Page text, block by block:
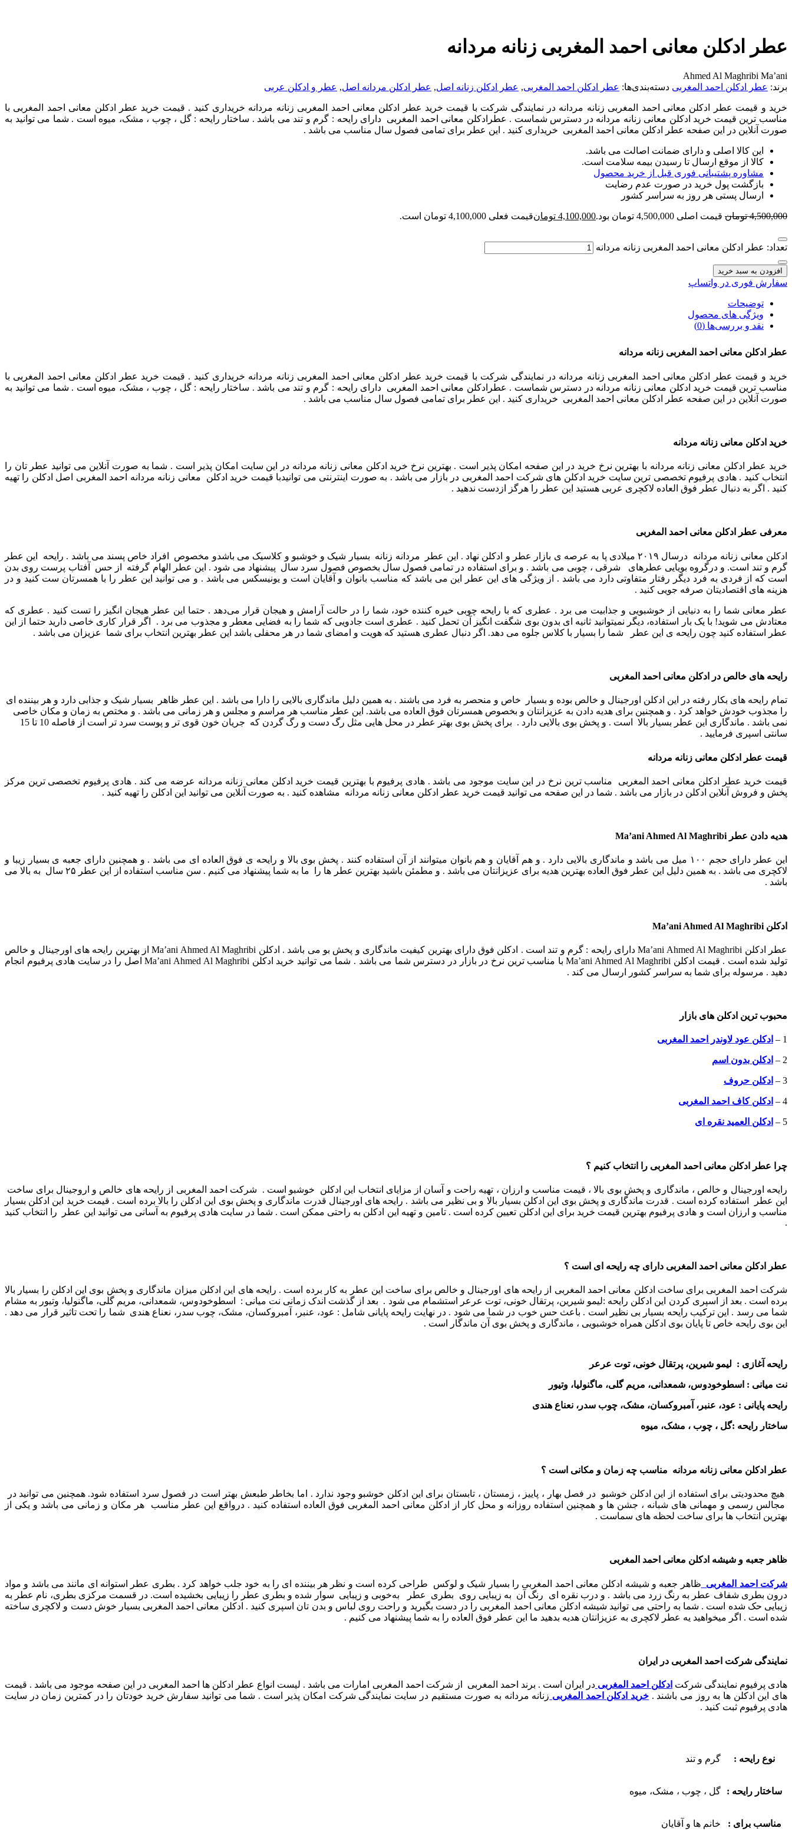
عطر ادکلن معانی احمد المغربی زنانه مردانه
Ahmed Al Maghribi Ma’ani
برند: عطر ادکلن احمد المغربی دسته‌بندی‌ها: عطر ادکلن احمد المغربی, عطر ادکلن زنانه اصل, عطر ادکلن مردانه اصل, عطر و ادکلن عربی
خرید و قیمت عطر ادکلن معانی احمد المغربی زنانه مردانه در نمایندگی شرکت با قیمت خرید عطر ادکلن معانی احمد المغربی زنانه مردانه خریداری کنید . قیمت خرید عطر ادکلن معانی احمد المغربی با
مناسب ترین قیمت خرید ادکلن معانی زنانه مردانه در دسترس شماست . عطرادکلن معانی احمد المغربی دارای رایحه : گرم و تند می باشد . ساختار رایحه : گل ، چوب ، مشک، میوه است . شما می توانید به
صورت آنلاین در این صفحه عطر ادکلن معانی احمد المغربی خریداری کنید . این عطر برای تمامی فصول سال مناسب می باشد .
این کالا اصلی و دارای ضمانت اصالت می باشد.
کالا از موقع ارسال تا رسیدن بیمه سلامت است.
مشاوره پشتیبانی فوری قبل از خرید محصول
بازگشت پول خرید در صورت عدم رضایت
ارسال پستی هر روز به سراسر کشور
4,500,000 تومان قیمت اصلی 4,500,000 تومان بود. 4,100,000 تومانقیمت فعلی 4,100,000 تومان است.
تعداد: عطر ادکلن معانی احمد المغربی زنانه مردانه
افزودن به سبد خرید
سفارش فوری در واتساپ
توضیحات
ویژگی های محصول
نقد و بررسی‌ها (0)
عطر ادکلن معانی احمد المغربی زنانه مردانه
خرید و قیمت عطر ادکلن معانی احمد المغربی زنانه مردانه در نمایندگی شرکت با قیمت خرید عطر ادکلن معانی احمد المغربی زنانه مردانه خریداری کنید . قیمت خرید عطر ادکلن معانی احمد المغربی با
مناسب ترین قیمت خرید ادکلن معانی زنانه مردانه در دسترس شماست . عطرادکلن معانی احمد المغربی دارای رایحه : گرم و تند می باشد . ساختار رایحه : گل ، چوب ، مشک، میوه است . شما می توانید به
صورت آنلاین در این صفحه عطر ادکلن معانی احمد المغربی خریداری کنید . این عطر برای تمامی فصول سال مناسب می باشد .
خرید ادکلن معانی زنانه مردانه
خرید عطر ادکلن معانی زنانه مردانه با بهترین نرخ خرید در این صفحه امکان پذیر است . بهترین نرخ خرید ادکلن معانی زنانه مردانه در این سایت امکان پذیر است . شما به صورت آنلاین می توانید عطر تان را
انتخاب کنید . هادی پرفیوم تخصصی ترین سایت خرید ادکلن های شرکت احمد المغربی در بازار می باشد . به صورت اینترنتی می توانیدبا قیمت خرید ادکلن معانی زنانه مردانه احمد المغربی اصل ادکلن را تهیه
کنید . اگر به دنبال عطر فوق العاده لاکچری عربی هستید این عطر را هرگز ازدست ندهید .
معرفی عطر ادکلن معانی احمد المغربی
ادکلن معانی زنانه مردانه درسال ۲۰۱۹ میلادی پا به عرصه ی بازار عطر و ادکلن نهاد . این عطر مردانه زنانه بسیار شیک و خوشبو و کلاسیک می باشدو مخصوص افراد خاص پسند می باشد . رایحه این عطر
گرم و تند است. و درگروه بویایی عطرهای
شرقی ، چوبی می باشد . و برای استفاده در تمامی فصول سال بخصوص فصول سرد سال پیشنهاد می ‌شود . این عطر الهام گرفته از حس آفتاب پرست روی بدن
است که از فردی به فرد دیگر رفتار متفاوتی دارد می باشد .
از ویژگی های این عطر این می باشد که مناسب بانوان و آقایان است و یونیسکس می باشد . و می توانید این عطر را با همسرتان ست کنید و در
هزینه های اقتصادیتان صرفه جویی کنید .
عطر معانی شما را به دنیایی از خوشبویی و جذابیت می برد . عطری که با رایحه چوبی خیره کننده خود، شما را در حالت آرامش و هیجان قرار می‌دهد . حتما این عطر هیجان انگیز را تست کنید . عطری که
معتادش می شوید! با یک بار استفاده، دیگر نمیتوانید ثانیه ای بدون بوی شگفت انگیز آن تحمل کنید . عطری است جادویی که شما را به فضایی معطر و مجذوب می برد .
اگر قرار کاری خاصی دارید حتما از این
عطر استفاده کنید چون رایحه ی این عطر شما را بسیار با کلاس جلوه می دهد. اگر دنبال عطری هستید که هویت و امضای شما در هر محفلی باشد این عطر بهترین انتخاب برای شما عزیزان می باشد .
رایحه های خالص در ادکلن معانی احمد المغربی
تمام رایحه های بکار رفته در این ادکلن اورجینال و خالص بوده و بسیار خاص و منحصر به فرد می باشند . به همین دلیل ماندگاری بالایی را دارا می باشد . این عطر ظاهر بسیار شیک و جذابی دارد و هر بیننده ای
را مجذوب خودش خواهد کرد . و همچنین برای هدیه دادن به عزیزانتان و بخصوص همسرتان فوق العاده می باشد. این عطر مناسب هر مراسم و مجلس و هر زمانی می باشد . و مختص به زمان و مکان خاصی
نمی باشد .
ماندگاری این عطر بسیار بالا است . و پخش بوی بالایی دارد . برای پخش بوی بهتر عطر در محل هایی مثل رگ دست و رگ گردن که جریان خون قوی تر و پوست سرد تر است از فاصله 10 تا 15
سانتی اسپری فرمایید .
قیمت عطر ادکلن معانی زنانه مردانه
قیمت خرید عطر ادکلن معانی احمد المغربی مناسب ترین نرخ در این سایت موجود می باشد . هادی پرفیوم با بهترین قیمت خرید ادکلن معانی زنانه مردانه عرضه می کند . هادی پرفیوم تخصصی ترین مرکز
پخش و فروش آنلاین ادکلن در بازار می باشد . شما در این صفحه می توانید قیمت خرید عطر ادکلن معانی زنانه مردانه مشاهده کنید . به صورت آنلاین می توانید این ادکلن را تهیه کنید .
هدیه دادن عطر Ma’ani Ahmed Al Maghribi
این عطر دارای حجم ۱۰۰ میل می باشد و ماندگاری بالایی دارد . و هم آقایان و هم بانوان میتوانند از آن استفاده کنند . پخش بوی بالا و رایحه ی فوق العاده ای می باشد . و همچنین دارای جعبه ی بسیار زیبا و
لاکچری می باشد . به همین دلیل این عطر فوق العاده بهترین هدیه برای عزیزانتان می باشد . و مطمئن باشید بهترین عطر ها را ما به شما پیشنهاد می کنیم . سن مناسب استفاده از این عطر ۲۵ سال به بالا می
باشد .
ادکلن Ma’ani Ahmed Al Maghribi
عطر ادکلن Ma’ani Ahmed Al Maghribi دارای رایحه : گرم و تند است . ادکلن فوق دارای بهترین کیفیت ماندگاری و پخش بو می باشد . ادکلن Ma’ani Ahmed Al Maghribi از بهترین رایحه های اورجینال و خالص
تولید شده است . قیمت ادکلن Ma’ani Ahmed Al Maghribi با مناسب ترین نرخ در بازار در دسترس شما می باشد . شما می توانید خرید ادکلن Ma’ani Ahmed Al Maghribi اصل را در سایت هادی پرفیوم انجام
دهید . مرسوله برای شما به سراسر کشور ارسال می کند .
محبوب ترین ادکلن های بازار
1 – ادکلن عود لاوندر احمد المغربی
2 – ادکلن بدون اسم
3 – ادکلن حروف
4 – ادکلن کاف احمد المغربی
5 – ادکلن العمید نقره ای
چرا عطر ادکلن معانی احمد المغربی را انتخاب کنیم ؟
رایحه اورجینال و خالص ، ماندگاری و پخش بوی بالا ، قیمت مناسب و ارزان ، تهیه راحت و آسان از مزایای انتخاب این ادکلن خوشبو است . شرکت احمد المغربی از رایحه های خالص و اروجینال برای ساخت
این عطر استفاده کرده است . قدرت ماندگاری و پخش بوی این ادکلن بسیار بالا و بی نظیر می باشد . رایحه های اورجینال قدرت ماندگاری و پخش بوی این ادکلن را بالا برده است . قیمت خرید این ادکلن بسیار
مناسب و ارزان است و هادی پرفیوم بهترین قیمت خرید برای این ادکلن تعیین کرده است . تامین و تهیه این ادکلن به راحتی ممکن است . شما در سایت هادی پرفیوم به آسانی می توانید این عطر را انتخاب کنید
.
عطر ادکلن معانی احمد المغربی دارای چه رایحه ای است ؟
شرکت احمد المغربی برای ساخت ادکلن معانی احمد المغربی از رایحه های اورجینال و خالص برای ساخت این عطر به کار برده است . رایحه های این ادکلن میزان ماندگاری و پخش بوی این ادکلن را بسیار بالا
برده است . بعد از اسپری کردن این ادکلن رایحه :لیمو شیرین، پرتقال خونی، توت عرعر استشمام می شود . بعد از گذشت اندک زمانی نت میانی : اسطوخودوس، شمعدانی، مریم گلی، ماگنولیا، وتیور به مشام
شما می رسد . این ترکیب رایحه بسیار بی نظیر است . باعث حس خوب در شما می شود . در نهایت رایحه پایانی شامل : عود، عنبر، آمبروکسان، مشک، چوب سدر، نعناع هندی شما را تحت تاثیر قرار می دهد .
این بوی رایحه خاص تا پایان بوی ادکلن همراه خوشبویی ، ماندگاری و پخش بوی آن ماندگار است .
رایحه آغازی : لیمو شیرین، پرتقال خونی، توت عرعر
نت میانی : اسطوخودوس، شمعدانی، مریم گلی، ماگنولیا، وتیور
رایحه پایانی : عود، عنبر، آمبروکسان، مشک، چوب سدر، نعناع هندی
ساختار رایحه :گل ، چوب ، مشک، میوه
عطر ادکلن معانی زنانه مردانه مناسب چه زمان و مکانی است ؟
هیچ محدودیتی برای استفاده از این ادکلن خوشبو در فصل بهار ، پاییز ، زمستان ، تابستان برای این ادکلن خوشبو وجود ندارد . اما بخاطر طبعش بهتر است در فصول سرد استفاده شود.همچنین می توانید در
مجالس رسمی و مهمانی های شبانه ، جشن ها و همچنین استفاده روزانه و محل کار از ادکلن معانی احمد المغربی فوق العاده استفاده کنید . درواقع این عطر مناسب هر مکان و زمانی می باشد و یکی از
بهترین انتخاب ها برای ساخت لحظه های سماست .
ظاهر جعبه و شیشه ادکلن معانی احمد المغربی
شرکت احمد المغربی ظاهر جعبه و شیشه ادکلن معانی احمد المغربی را بسیار شیک و لوکس طراحی کرده است و نظر هر بیننده ای را به خود جلب خواهد کرد . بطری عطر استوانه ای مانند می باشد و مواد
درون بطری شفاف عطر به رنگ زرد می باشد . و درب نقره ای رنگ آن به زیبایی روی بطری عطر به‌خوبی و زیبایی سوار شده و بطری عطر را زیبایی بخشیده است. در قسمت مرکزی بطری، نام عطر به
زیبایی حک شده است . شما به راحتی می توانید شیشه ادکلن معانی احمد المغربی را در دست بگیرید و راحت روی لباس و بدن تان اسپری کنید . ادکلن معانی احمد المغربی بسیار خوش دست و لاکچری ساخته
شده است . اگر میخواهید یه عطر لاکچری به عزیزانتان هدیه بدهید ما این عطر فوق العاده را به شما پیشنهاد می کنیم .
نمایندگی شرکت احمد المغربی در ایران
هادی پرفیوم نمایندگی شرکت ادکلن احمد المغربی در ایران است . برند احمد المغربی از شرکت احمد المغربی امارات می باشد . لیست انواع عطر ادکلن ها احمد المغربی در این صفحه موجود می باشد . قیمت
های این ادکلن ها به روز می باشند .خرید ادکلن احمد المغربی زنانه مردانه به صورت مستقیم در سایت نمایندگی شرکت امکان پذیر است . شما می توانید سفارش خرید خودتان را در کمترین زمان در سایت
هادی پرفیوم ثبت کنید .
نوع رایحه : گرم و تند
ساختار رایحه : گل ، چوب ، مشک، میوه
مناسب برای : خانم ها و آقایان